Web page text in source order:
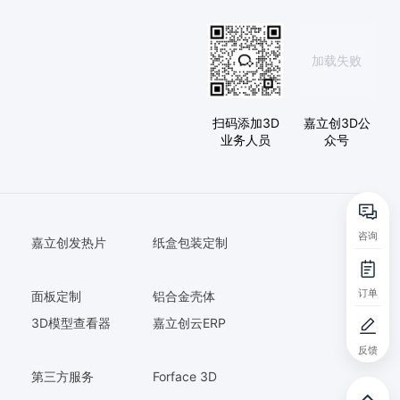
扫码添加3D
业务人员
加载失败
嘉立创3D公
众号
嘉立创发热片
纸盒包装定制
面板定制 铝合金壳体
3D模型查看器
嘉立创云ERP
第三方服务
Forface 3D
咨询
订单
反馈